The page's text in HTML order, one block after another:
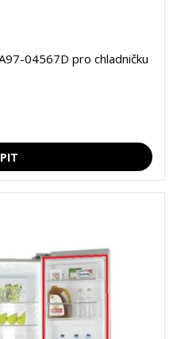
04567D pro chladničku